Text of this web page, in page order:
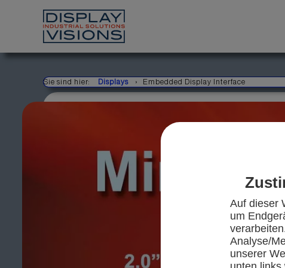
Auf dieser
um
Analyse/
unserer
Sie sind hier: Displays Embedded Display Interface